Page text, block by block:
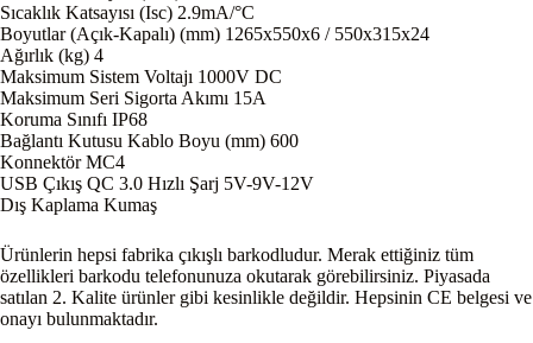
Sıcaklık Katsayısı (Isc) 2.9mA/°C
Boyutlar (Açık-Kapalı) (mm) 1265x550x6 / 550x315x24
Ağırlık (kg) 4
Maksimum Sistem Voltajı 1000V DC
Maksimum Seri Sigorta Akımı 15A
Koruma Sınıfı IP68
Bağlantı Kutusu Kablo Boyu (mm) 600
Konnektör MC4
USB Çıkış QC 3.0 Hızlı Şarj 5V-9V-12V
Dış Kaplama Kumaş
Ürünlerin hepsi fabrika çıkışlı barkodludur. Merak ettiğiniz tüm
özellikleri barkodu telefonunuza okutarak görebilirsiniz. Piyasada
satılan 2. Kalite ürünler gibi kesinlikle değildir. Hepsinin CE belgesi ve
onayı bulunmaktadır.